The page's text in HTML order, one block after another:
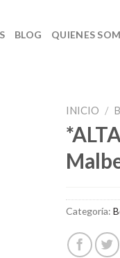
BLOG QUIENES
INICIO /
Categoría: